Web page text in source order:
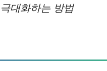
대화하는 방법